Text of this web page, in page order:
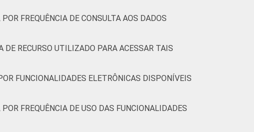
FREQUÊNCIA DE CONSULTA AOS DADOS
RECURSO UTILIZADO PARA ACESSAR TAIS
FUNCIONALIDADES ELETRÔNICAS DISPONÍVEIS
FREQUÊNCIA DE USO DAS FUNCIONALIDADES